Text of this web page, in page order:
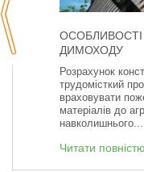
ДИМОХОДУ
Розрахунок
трудомісткий
враховувати
матеріалів до
навколишнього...
Читати повністю